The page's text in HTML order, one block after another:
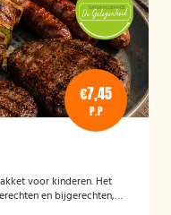
€7,45
P.P
voor kinderen. Het
en bijgerechten,